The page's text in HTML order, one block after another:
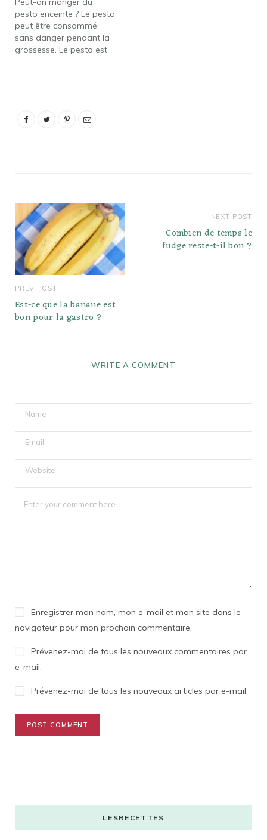
boule de mozzarella) ou
de panela (le fromage un
peu plus dur qui est
souvent…
pesto enceinte ? Le pesto
peut être consommé
sans danger pendant la
grossesse. Le pesto est
consommés sans danger
PREV POST
Est-ce que la banane est
bon pour la gastro ?
NEXT POST
Combien de temps le
fudge reste-t-il bon ?
WRITE A COMMENT
Enregistrer mon nom, mon e-mail et mon site dans le
navigateur pour mon prochain commentaire.
Prévenez-moi de tous les nouveaux commentaires par
e-mail.
Prévenez-moi de tous les nouveaux articles par e-mail.
LESRECETTES